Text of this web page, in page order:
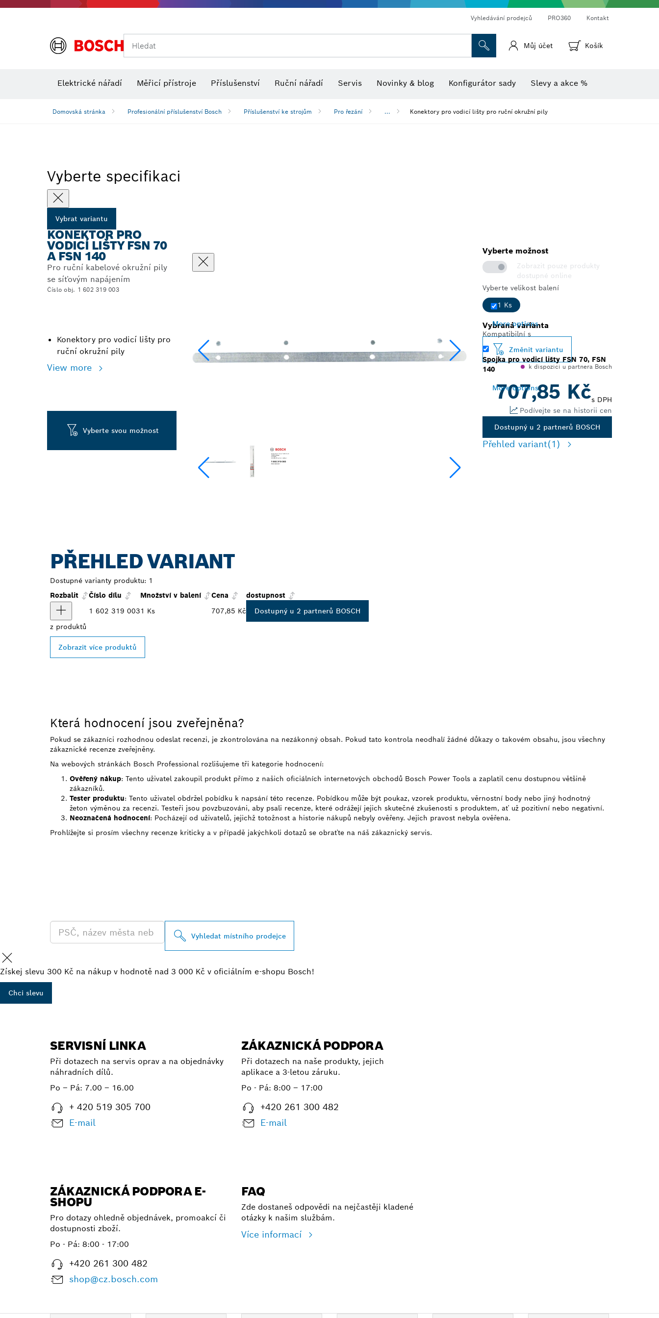
Vyhledávání prodejců PRO360 Kontakt
Hledat Můj účet Košík
Elektrické nářadí Měřicí přístroje Příslušenství Ruční nářadí Servis Novinky & blog Konfigurátor sady Slevy a akce %
Domovská stránka Profesionální příslušenství Bosch Příslušenství ke strojům Pro řezání ... Konektory pro vodicí lišty pro ruční okružní pily
Vyberte specifikaci
Vybrat variantu
KONEKTOR PRO
VODICÍ LIŠTY FSN 70
A FSN 140
Pro ruční kabelové okružní pily
se síťovým napájením
Číslo obj. 1 602 319 003
Konektory pro vodicí lišty pro
ruční okružní pily
View more
Vyberte svou možnost
Vyberte možnost
Zobrazit pouze produkty
dostupné online
Vyberte velikost balení
1 Ks
More options
Kompatibilní s
Spojka pro vodicí lišty FSN 70, FSN
140
More options
Vybraná varianta
Změnit variantu
k dispozici u partnera Bosch
707,85 Kčs DPH
Podívejte se na historii cen
Dostupný u 2 partnerů BOSCH
Přehled variant(1)
PŘEHLED VARIANT
Dostupné varianty produktu: 1
Rozbalit
Číslo dílu Množství v balení Cena
dostupnost
1 602 319 0031 Ks 707,85 Kč
Dostupný u 2 partnerů BOSCH
z produktů
Zobrazit více produktů
Která hodnocení jsou zveřejněna?
Pokud se zákazníci rozhodnou odeslat recenzi, je zkontrolována na nezákonný obsah. Pokud tato kontrola neodhalí žádné důkazy o takovém obsahu, jsou všechny
zákaznické recenze zveřejněny.
Na webových stránkách Bosch Professional rozlišujeme tři kategorie hodnocení:
Ověřený nákup: Tento uživatel zakoupil produkt přímo z našich oficiálních internetových obchodů Bosch Power Tools a zaplatil cenu dostupnou většině
zákazníků.
Tester produktu: Tento uživatel obdržel pobídku k napsání této recenze. Pobídkou může být poukaz, vzorek produktu, věrnostní body nebo jiný hodnotný
žeton výměnou za recenzi. Testeři jsou povzbuzováni, aby psali recenze, které odrážejí jejich skutečné zkušenosti s produktem, ať už pozitivní nebo negativní.
Neoznačená hodnocení: Pocházejí od uživatelů, jejichž totožnost a historie nákupů nebyly ověřeny. Jejich pravost nebyla ověřena.
Prohlížejte si prosím všechny recenze kriticky a v případě jakýchkoli dotazů se obraťte na náš zákaznický servis.
Vyhledat místního prodejce
Získej slevu 300 Kč na nákup v hodnotě nad 3 000 Kč v oficiálním e-shopu Bosch!
Chci slevu
SERVISNÍ LINKA
Při dotazech na servis oprav a na objednávky
náhradních dílů.
Po – Pá: 7.00 – 16.00
+ 420 519 305 700
E-mail
ZÁKAZNICKÁ PODPORA
Při dotazech na naše produkty, jejich
aplikace a 3-letou záruku.
Po - Pá: 8:00 – 17:00
+420 261 300 482
E-mail
ZÁKAZNICKÁ PODPORA E-
SHOPU
Pro dotazy ohledně objednávek, promoakcí či
dostupnosti zboží.
Po - Pá: 8:00 - 17:00
+420 261 300 482
shop@cz.bosch.com
FAQ
Zde dostaneš odpovědi na nejčastěji kladené
otázky k našim službám.
Více informací